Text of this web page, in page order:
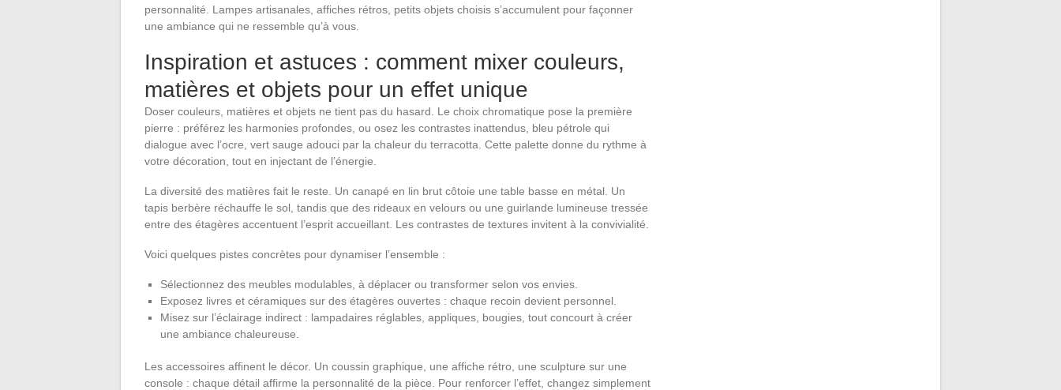
personnalité. Lampes artisanales, affiches rétros, petits objets choisis s’accumulent pour façonner
une ambiance qui ne ressemble qu’à vous.
Inspiration et astuces : comment mixer couleurs,
matières et objets pour un effet unique
Doser couleurs, matières et objets ne tient pas du hasard. Le choix chromatique pose la première
pierre : préférez les harmonies profondes, ou osez les contrastes inattendus, bleu pétrole qui
dialogue avec l’ocre, vert sauge adouci par la chaleur du terracotta. Cette palette donne du rythme à
votre décoration, tout en injectant de l’énergie.
La diversité des matières fait le reste. Un canapé en lin brut côtoie une table basse en métal. Un
tapis berbère réchauffe le sol, tandis que des rideaux en velours ou une guirlande lumineuse tressée
entre des étagères accentuent l’esprit accueillant. Les contrastes de textures invitent à la convivialité.
Voici quelques pistes concrètes pour dynamiser l’ensemble :
Sélectionnez des meubles modulables, à déplacer ou transformer selon vos envies.
Exposez livres et céramiques sur des étagères ouvertes : chaque recoin devient personnel.
Misez sur l’éclairage indirect : lampadaires réglables, appliques, bougies, tout concourt à créer
une ambiance chaleureuse.
Les accessoires affinent le décor. Un coussin graphique, une affiche rétro, une sculpture sur une
console : chaque détail affirme la personnalité de la pièce. Pour renforcer l’effet, changez simplement